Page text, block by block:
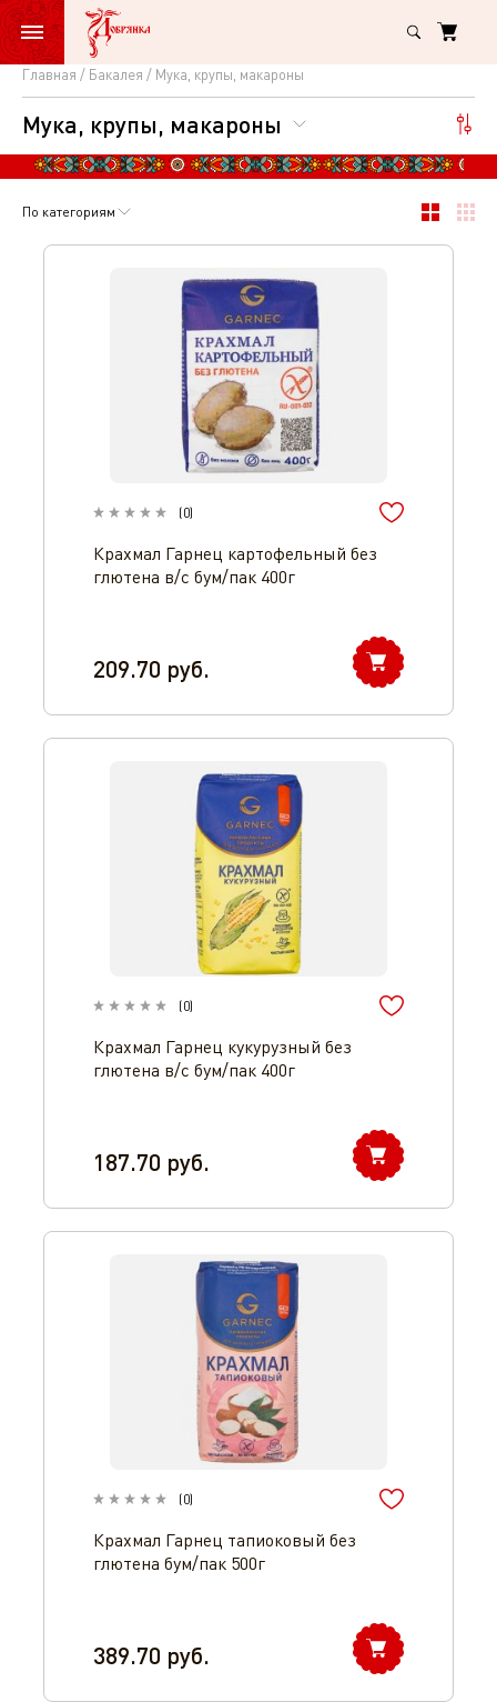
Главная Бакалея Мука, крупы, макароны
Мука,
крупы,
макароны
Мука, крупы, макароны
По категориям
(0)
Крахмал Гарнец картофельный без
глютена в/с бум/пак 400г
209.70 руб.
(0)
Крахмал Гарнец кукурузный без
глютена в/с бум/пак 400г
187.70 руб.
(0)
Крахмал Гарнец тапиоковый без
глютена бум/пак 500г
389.70 руб.